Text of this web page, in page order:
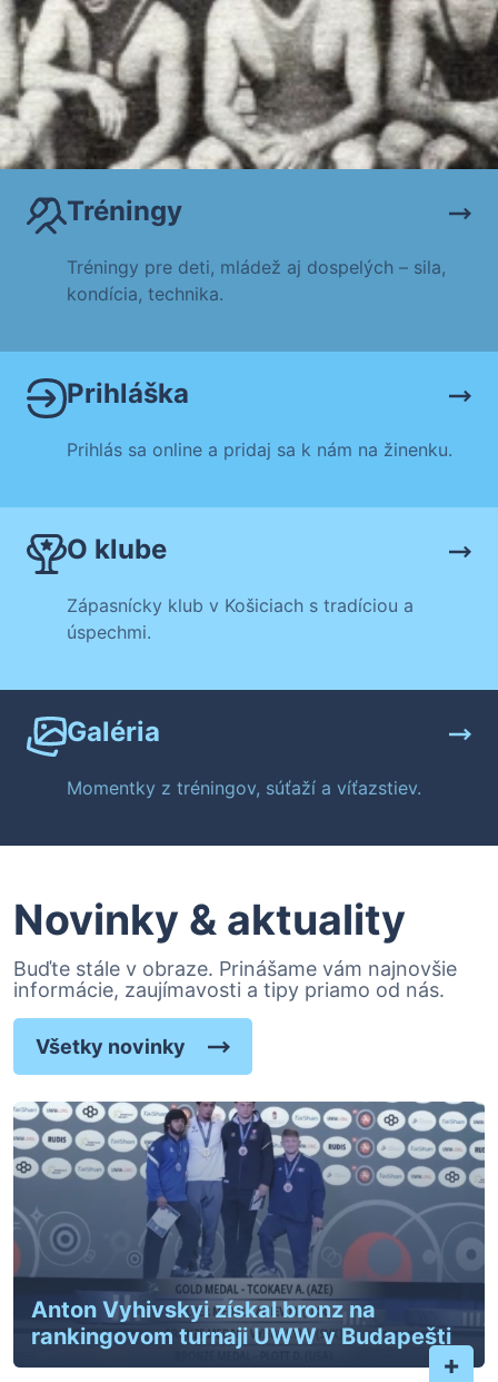
Tréningy
Tréningy pre deti, mládež aj dospelých – sila,
kondícia, technika.
Prihláška
Prihlás sa online a pridaj sa k nám na žinenku.
O klube
Zápasnícky klub v Košiciach s tradíciou a
úspechmi.
Galéria
Momentky z tréningov, súťaží a víťazstiev.
Novinky & aktuality
Buďte stále v obraze. Prinášame vám najnovšie
informácie, zaujímavosti a tipy priamo od nás.
Všetky novinky
Anton Vyhivskyi získal bronz na
rankingovom turnaji UWW v Budapešti
+